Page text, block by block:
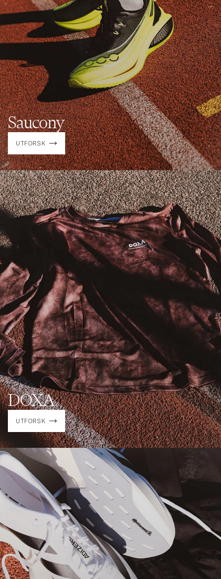
Saucony
UTFORSK
DOXA
UTFORSK